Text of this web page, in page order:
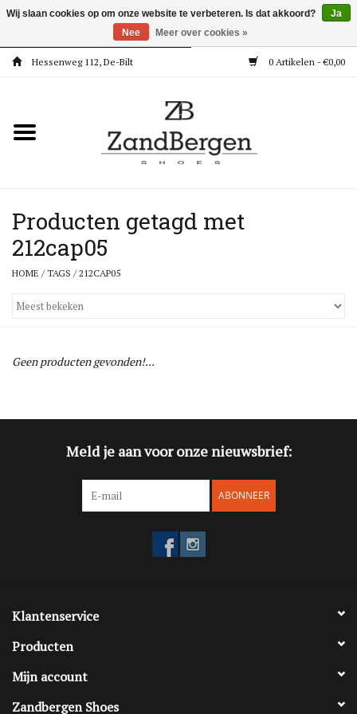
Hessenweg 112, De-Bilt 0 Artikelen - €0,00
Kleding
Meisjes
Jongens
Accessoires
Producten getagd met
212cap05
HOME /TAGS /212CAP05
Geen producten gevonden!...
Meld je aan voor onze nieuwsbrief:
ABONNEER
Klantenservice
Producten
Mijn account
Zandbergen Shoes
Wij slaan cookies op om onze website te verbeteren. Is dat akkoord?
Ja
Nee
Meer over cookies »